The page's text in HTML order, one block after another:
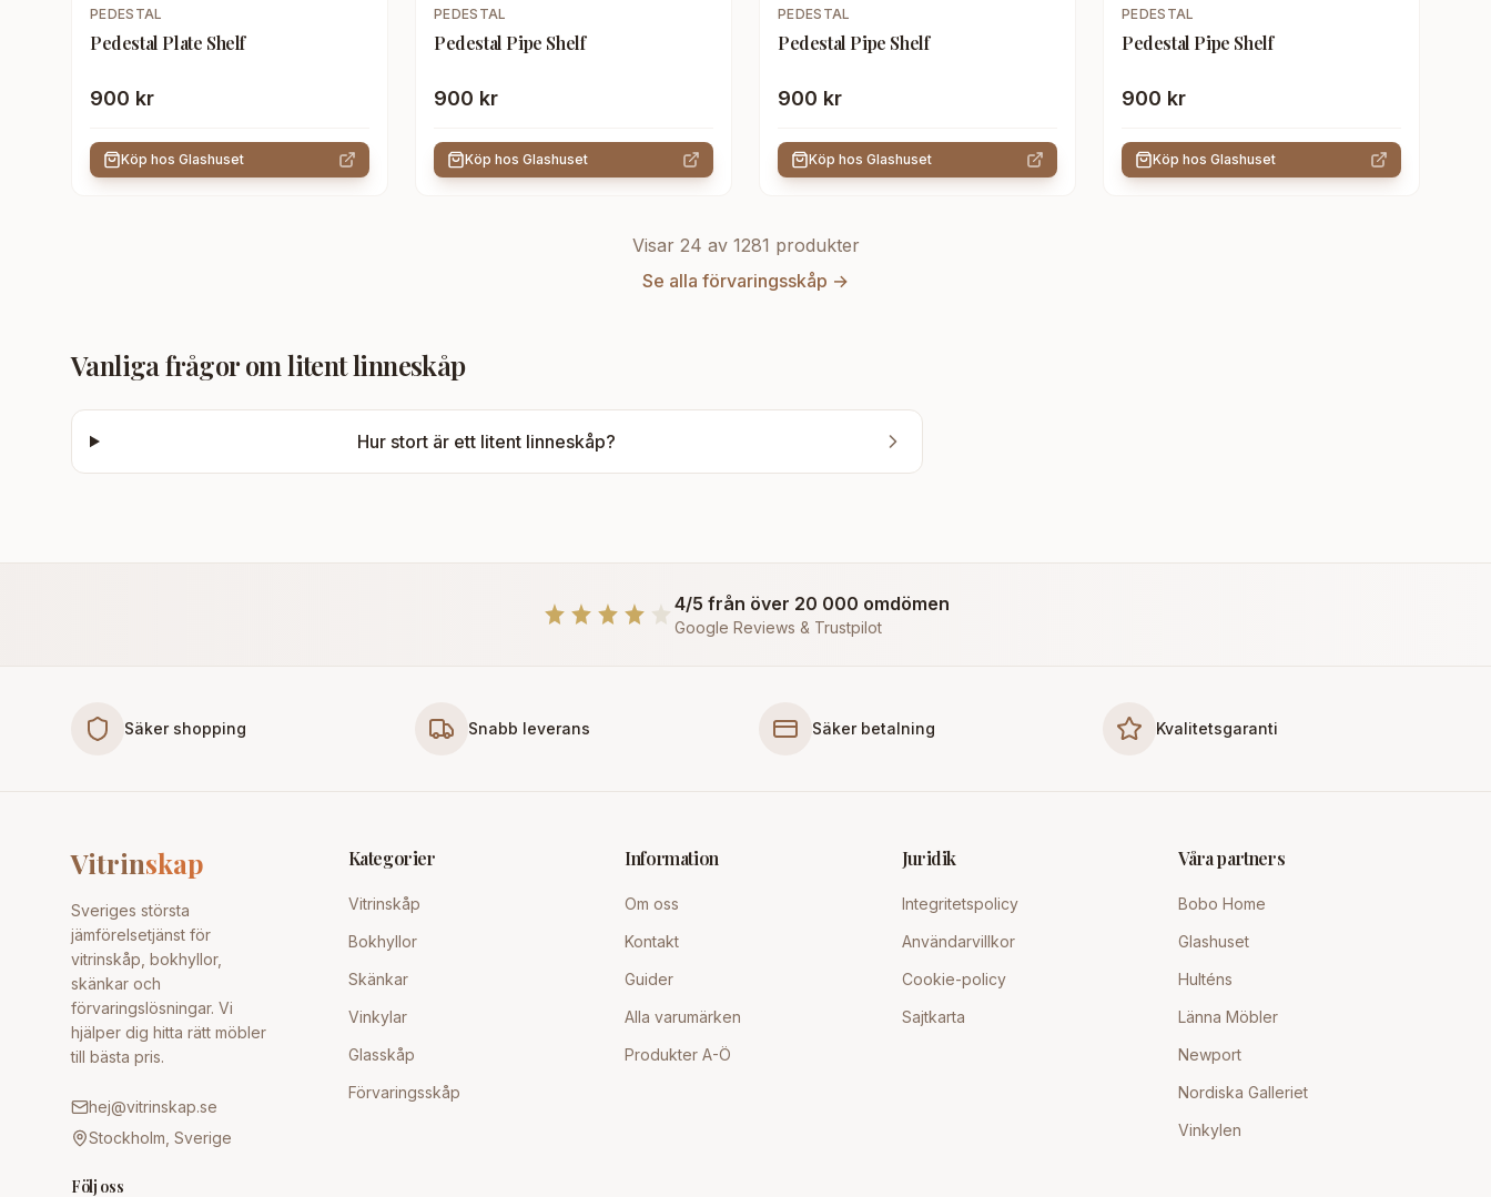
PEDESTAL
Pedestal Plate Shelf
900 kr
Köp hos Glashuset
PEDESTAL
Pedestal Pipe Shelf
900 kr
Köp hos Glashuset
PEDESTAL
Pedestal Pipe Shelf
900 kr
Köp hos Glashuset
PEDESTAL
Pedestal Pipe Shelf
900 kr
Köp hos Glashuset
Visar 24 av 1281 produkter
Se alla förvaringsskåp →
Vanliga frågor omlitent linneskåp
Hur stort är ett litent linneskåp?
4/5 från över 20 000 omdömen
Google Reviews & Trustpilot
Säker shopping Snabb leverans Säker betalning Kvalitetsgaranti
Vitrinskap
Sveriges största
jämförelsetjänst för
vitrinskåp, bokhyllor,
skänkar och
förvaringslösningar. Vi
hjälper dig hitta rätt möbler
till bästa pris.
hej@vitrinskap.se
Stockholm, Sverige
Följ oss
Kategorier
Vitrinskåp
Bokhyllor
Skänkar
Vinkylar
Glasskåp
Förvaringsskåp
Information
Om oss
Kontakt
Guider
Alla varumärken
Produkter A-Ö
Juridik
Integritetspolicy
Användarvillkor
Cookie-policy
Sajtkarta
Våra partners
Bobo Home
Glashuset
Hulténs
Länna Möbler
Newport
Nordiska Galleriet
Vinkylen